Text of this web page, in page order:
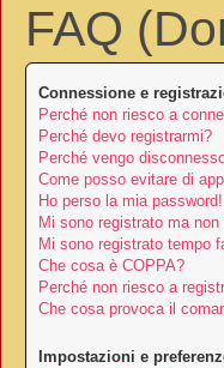
FAQ
Connessione e
Perché non riesco a
Perché devo registrarmi?
Perché vengo
Come posso evitare di
Ho perso la mia password!
Mi sono registrato ma
Mi sono registrato tempo
Che cosa è COPPA?
Perché non riesco a
Che cosa provoca il
Impostazioni e